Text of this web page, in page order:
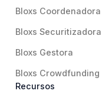
Bloxs Coordenadora
Bloxs Securitizadora
Bloxs Gestora
Bloxs Crowdfunding
Recursos